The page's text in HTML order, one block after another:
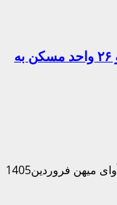
بهزیستی زنجان با ۱۸ طرح اشتغال و ۲۶ واحد مسکن به